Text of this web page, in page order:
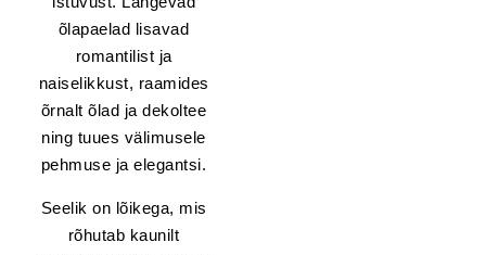
õlapaelad lisavad
romantilist ja
naiselikkust, raamides
õrnalt õlad ja dekoltee
ning tuues välimusele
pehmuse ja elegantsi.
Seelik on lõikega, mis
rõhutab kaunilt